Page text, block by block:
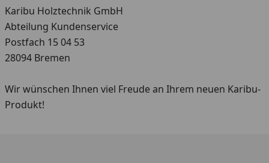
Karibu Holztechnik GmbH
Abteilung Kundenservice
Postfach 15 04 53
28094 Bremen
Wir wünschen Ihnen viel Freude an Ihrem neuen Karibu-
Produkt!